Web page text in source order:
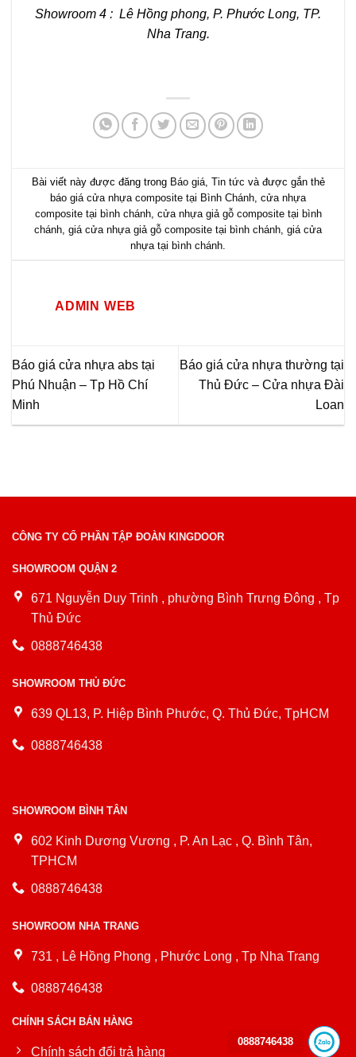
Showroom 4 : Lê Hồng phong, P. Phước Long, TP.
Nha Trang.
Bài viết này được đăng trong Báo giá, Tin tức và được gắn thẻ
báo giá cửa nhựa composite tại Bình Chánh cửa nhựa
composite tại bình chánh, cửa nhựa giả gỗ composite tại bình
chánh giá cửa nhựa giả gỗ composite tại bình chánh giá cửa
nhựa tại bình chánh
ADMIN WEB
Báo giá cửa nhựa abs tại
Phú Nhuận – Tp Hồ Chí
Minh
Báo giá cửa nhựa thường tại
Thủ Đức – Cửa nhựa Đài
Loan
CÔNG TY CỔ PHẦN TẬP ĐOÀN KINGDOOR
SHOWROOM QUẬN 2
671 Nguyễn Duy Trinh , phường Bình Trưng Đông , Tp
Thủ Đức
0888746438
SHOWROOM THỦ ĐỨC
639 QL13, P. Hiệp Bình Phước, Q. Thủ Đức, TpHCM
0888746438
SHOWROOM BÌNH TÂN
602 Kinh Dương Vương , P. An Lạc , Q. Bình Tân,
TPHCM
0888746438
SHOWROOM NHA TRANG
731 , Lê Hồng Phong , Phước Long , Tp Nha Trang
0888746438
CHÍNH SÁCH BÁN HÀNG
Chính sách đổi trả hàng
0888746438